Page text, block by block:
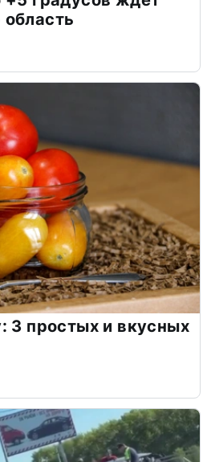
3 простых и вкусных